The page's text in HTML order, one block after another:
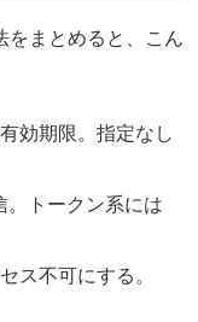
をまとめると、こん
効期限。指定なし
トークン系には
ス不可にする。